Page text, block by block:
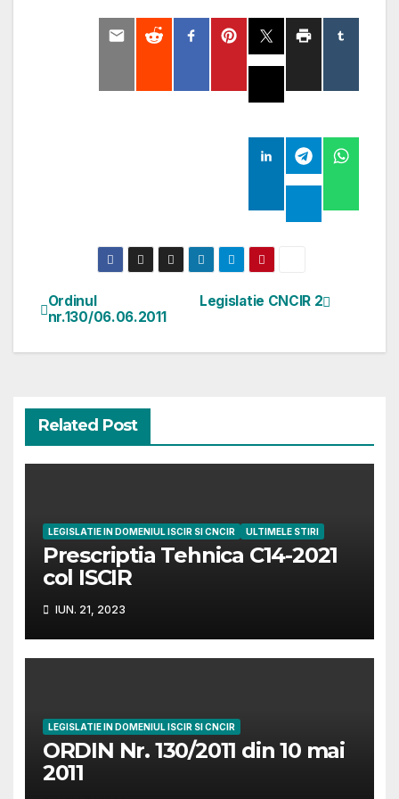
Navigare
în
Legislatie CNCIR 2
Ordinul
nr.130/06.06.2011
Related Post
LEGISLATIE IN DOMENIUL ISCIR SI CNCIR ULTIMELE STIRI
Prescriptia Tehnica C14-2021
col ISCIR
IUN. 21, 2023
LEGISLATIE IN DOMENIUL ISCIR SI CNCIR
ORDIN Nr. 130/2011 din 10 mai
2011